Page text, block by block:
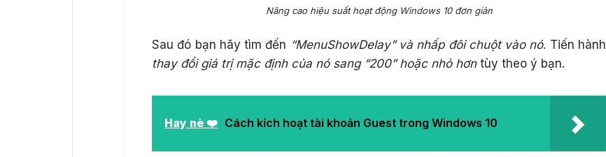
Nâng cao hiệu suất hoạt động Windows 10 đơn giản
Sau đó bạn hãy tìm đến “MenuShowDelay” và nhấp đôi chuột vào nó. Tiến hành
thay đổi giá trị mặc định của nó sang “200” hoặc nhỏ hơntùy theo ý bạn.
Hay nè ❤️ Cách kích hoạt tài khoản Guest trong Windows 10